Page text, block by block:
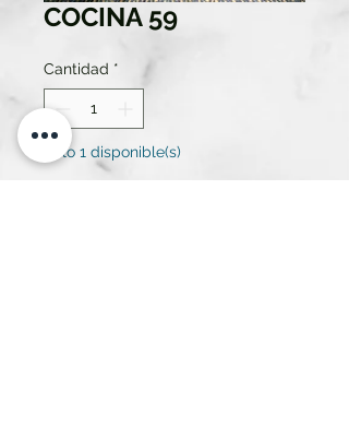
COCINA 59
Cantidad *
Solo 1 disponible(s)